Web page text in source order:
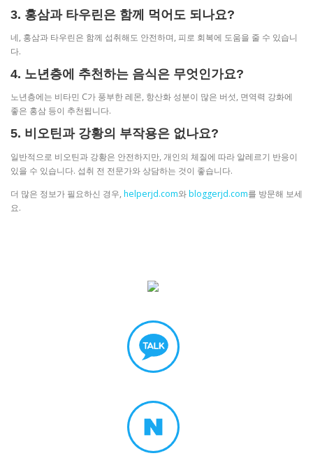
3. 홍삼과 타우린은 함께 먹어도 되나요?
네, 홍삼과 타우린은 함께 섭취해도 안전하며, 피로 회복에 도움을 줄 수 있습니
다.
4. 노년층에 추천하는 음식은 무엇인가요?
노년층에는 비타민 C가 풍부한 레몬, 항산화 성분이 많은 버섯, 면역력 강화에
좋은 홍삼 등이 추천됩니다.
5. 비오틴과 강황의 부작용은 없나요?
일반적으로 비오틴과 강황은 안전하지만, 개인의 체질에 따라 알레르기 반응이
있을 수 있습니다. 섭취 전 전문가와 상담하는 것이 좋습니다.
더 많은 정보가 필요하신 경우, helperjd.com와bloggerjd.com를 방문해 보세
요.